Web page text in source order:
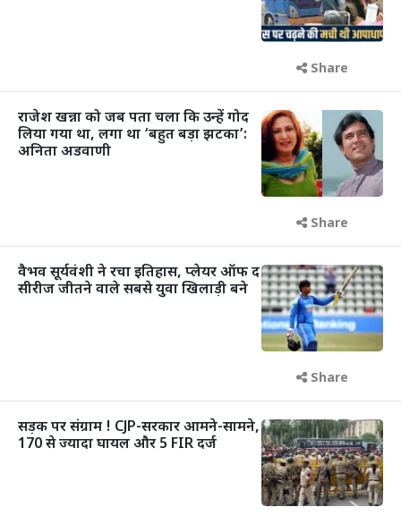
Share
राजेश खन्ना को जब पता चला कि उन्हें गोद
लिया गया था, लगा था ‘बहुत बड़ा झटका’:
अनिता अडवाणी
Share
वैभव सूर्यवंशी ने रचा इतिहास, प्लेयर ऑफ द
सीरीज जीतने वाले सबसे युवा खिलाड़ी बने
Share
सड़क पर संग्राम ! CJP-सरकार आमने-सामने,
170 से ज्यादा घायल और 5 FIR दर्ज